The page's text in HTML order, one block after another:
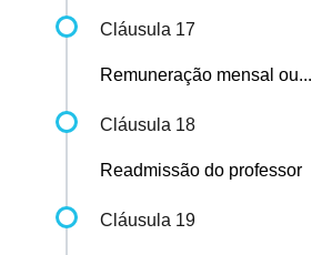
Cláusula 17
Remuneração mensal ou...
Cláusula 18
Readmissão do professor
Cláusula 19